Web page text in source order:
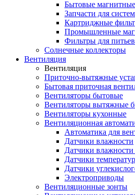
Бытовые
Запчасти для
Картриджные
Промышленные
Фильтры для
Солнечные коллекторы
Вентиляция
Вентиляция
Приточно-вытяжные
Бытовая приточная
Вентиляторы бытовые
Вентиляторы вытяжные
Вентиляторы кухонные
Вентиляционная
Автоматика для
Датчики влажности
Датчики
Датчики
Датчики
Электроприводы
Вентиляционные зонты